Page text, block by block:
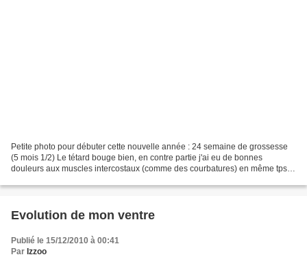
Petite photo pour débuter cette nouvelle année : 24 semaine de grossesse
(5 mois 1/2) Le tétard bouge bien, en contre partie j'ai eu de bonnes
douleurs aux muscles intercostaux (comme des courbatures) en même tps
Evolution de mon ventre
Publié le 15/12/2010 à 00:41
Par Izzoo